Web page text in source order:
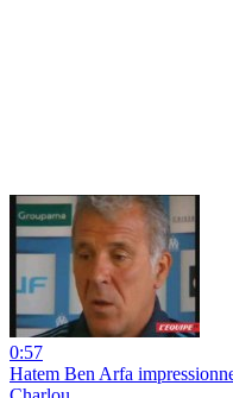
0:57
Hatem Ben Arfa